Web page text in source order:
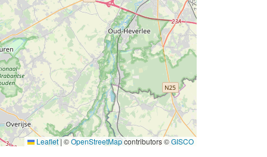
Leaflet | ©OpenStreetMapcontributors ©GISCO